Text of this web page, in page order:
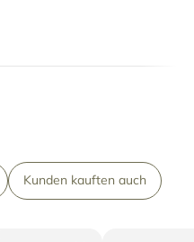
Kunden kauften auch